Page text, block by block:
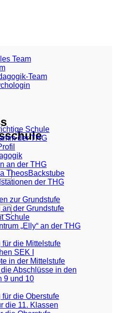
Team
Team
Schule
der THG
an der THG
TheosBackstube
der THG
zur Grundstufe
der Grundstufe
Schule
„Elly“ an der THG
die Mittelstufe
SEK I
in der Mittelstufe
Abschlüsse in den
9 und 10
die Oberstufe
die 11. Klassen